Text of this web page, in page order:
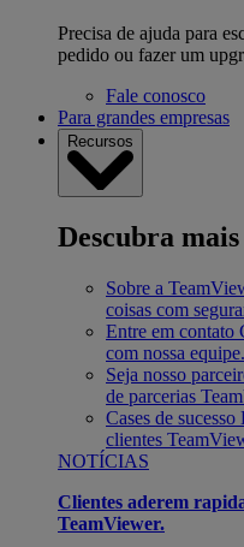
Precisa de ajuda para
pedido ou fazer um
Fale conosco
Para grandes empresas
Recursos
Descubra
Sobre a
coisas com
Entre em contato
com nossa equipe.
Seja nosso
de parcerias
Cases de sucesso
clientes
NOTÍCIAS
Clientes aderem
TeamViewer.